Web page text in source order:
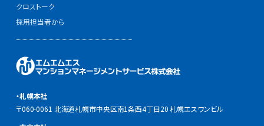
・札幌本社
〒060-0061 北海道札幌市中央区南1条西4丁目20 札幌エスワンビル
クロストーク
採用担当者から